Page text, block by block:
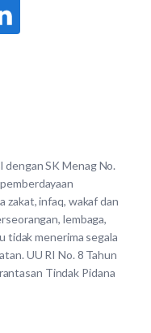
dengan SK Menag No.
zakat, infaq, wakaf dan
lembaga,
tidak menerima segala
UU RI No. 8 Tahun
Tindak Pidana